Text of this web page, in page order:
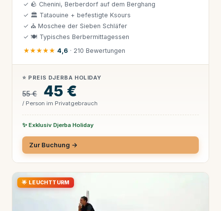
✓ 🪨 Chenini, Berberdorf auf dem Berghang
✓ 🏛 Tataouine + befestigte Ksours
✓ ⛪ Moschee der Sieben Schläfer
✓ 🍽 Typisches Berbermittagessen
★★★★★ 4,6 · 210 Bewertungen
⭐ PREIS DJERBA HOLIDAY
55 € 45 €
/ Person im Privatgebrauch
✨ Exklusiv Djerba Holiday
Zur Buchung →
🌟 LEUCHTTURM